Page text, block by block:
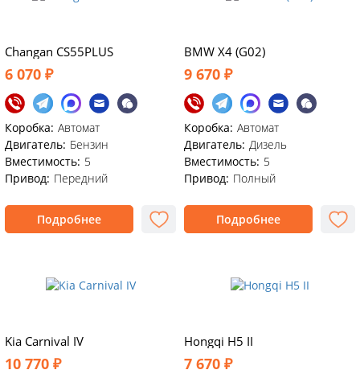
Changan CS55PLUS
6 070 ₽
Коробка: Автомат
Двигатель: Бензин
Вместимость: 5
Привод: Передний
Подробнее
BMW X4 (G02)
9 670 ₽
Коробка: Автомат
Двигатель: Дизель
Вместимость: 5
Привод: Полный
Подробнее
Kia Carnival IV
10 770 ₽
Hongqi H5 II
7 670 ₽